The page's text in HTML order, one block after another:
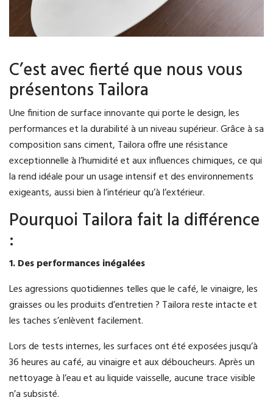
C’est avec fierté que nous vous
présentons Tailora
Une finition de surface innovante qui porte le design, les
performances et la durabilité à un niveau supérieur. Grâce à sa
composition sans ciment, Tailora offre une résistance
exceptionnelle à l’humidité et aux influences chimiques, ce qui
la rend idéale pour un usage intensif et des environnements
exigeants, aussi bien à l’intérieur qu’à l’extérieur.
Pourquoi Tailora fait la différence
:
1. Des performances inégalées
Les agressions quotidiennes telles que le café, le vinaigre, les
graisses ou les produits d’entretien ? Tailora reste intacte et
les taches s’enlèvent facilement.
Lors de tests internes, les surfaces ont été exposées jusqu’à
36 heures au café, au vinaigre et aux déboucheurs. Après un
nettoyage à l’eau et au liquide vaisselle, aucune trace visible
n’a subsisté.